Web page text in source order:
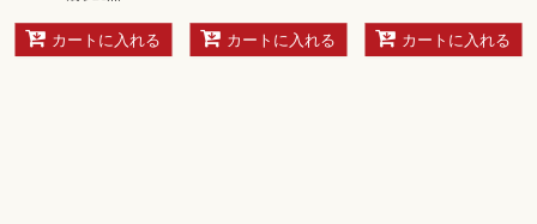
カートに入れる カートに入れる カートに入れる